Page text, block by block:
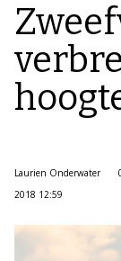
Laurien Onderwater
2018 12:59